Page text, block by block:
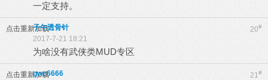
一定支持。
点击重新加载 20#
子午透骨针
2017-7-21 18:21
为啥没有武侠类MUD专区
点击重新加载 21#
gwc6666